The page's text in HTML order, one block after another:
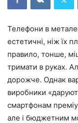
Телефони в
естетичні, ніж їх
правило, тонше,
тримати в руках.
дорожче. Однак
виробники
смартфонам
але і бюджетним